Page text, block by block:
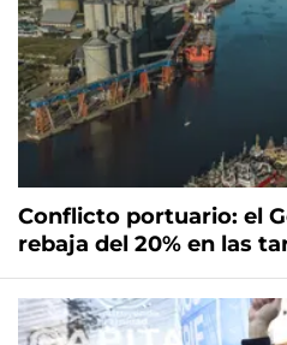
Conflicto portuario: el
rebaja del 20% en las